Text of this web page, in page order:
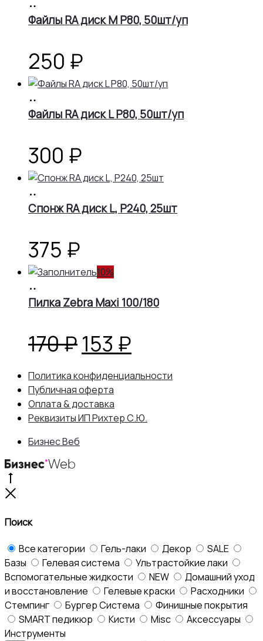
корзину
Файлы RA диск M Р80, 50шт/уп
250 ₽
корзину
Файлы RA диск L Р80, 50шт/уп
300 ₽
корзину
Спонж RA диск L, P240, 25шт
375 ₽
10%
корзину
Пилка Zebra Maxi 100/180
170₽Первоначальная
цена
составляла
153 ₽
цена:
Политика конфиденциальности
Публичная оферта
Оплата & доставка
Реквизиты ИП Рихтер С.Ю.
Бизнес Веб
Поиск
Все категории Гель-лаки Декор
SALE
Базы
Гелевая система
Ультрастойкие лаки
Вспомогательные жидкости
NEW
Домашний уход
и восстановление
Гелевые краски
Расходники
Стемпинг
Бургер Система
Финишные покрытия
SMART педикюр
Кисти Misc
Аксессуары
Инструменты